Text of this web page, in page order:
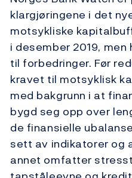
klargjøringene i det
motsykliske
i desember 2019,
til forbedringer. Før
kravet til motsyklisk
med bakgrunn i at
bygd seg opp over
de finansielle
sett av indikatorer og
annet omfatter